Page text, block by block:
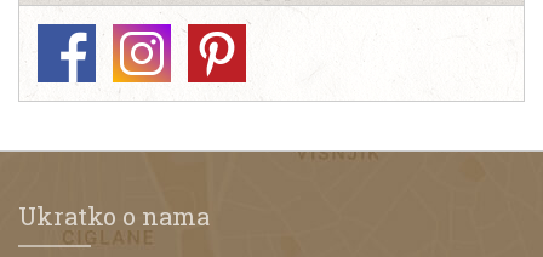
Ukratko o nama